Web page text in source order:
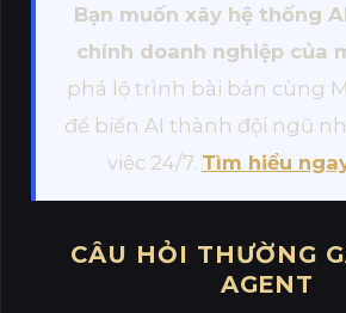
Bạn muốn xây hệ thống
chính doanh nghiệp của
phá lộ trình bài bản cùng
để biến AI thành đội ngũ
việc 24/7. Tìm hiểu
CÂU HỎI THƯỜNG
AGENT